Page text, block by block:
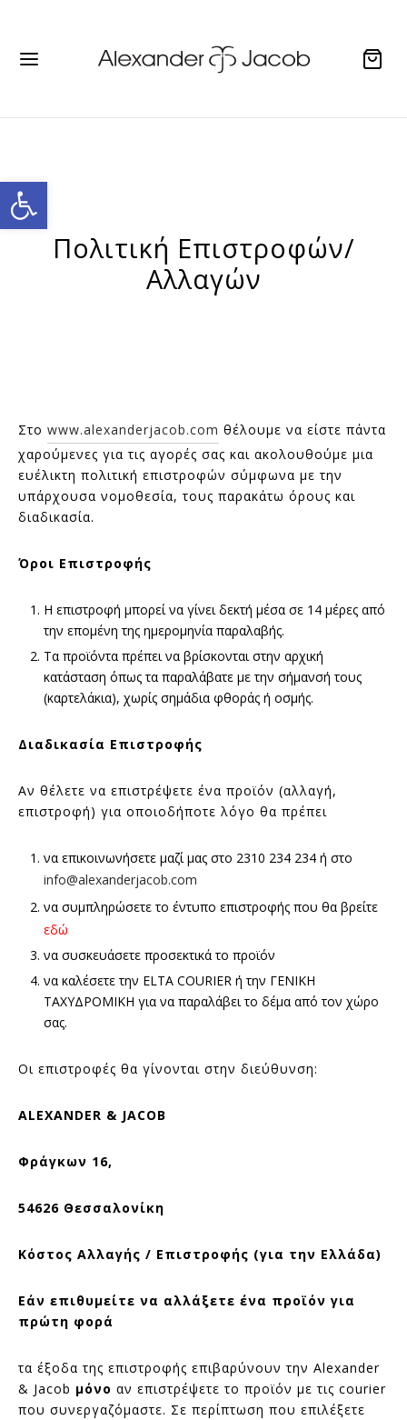
Ανοίξτε τη γραμμή εργαλείων
Πολιτική Επιστροφών/
Αλλαγών
Στο www.alexanderjacob.com θέλουμε να είστε πάντα
χαρούμενες για τις αγορές σας και ακολουθούμε μια
ευέλικτη πολιτική επιστροφών σύμφωνα με την
υπάρχουσα νομοθεσία, τους παρακάτω όρους και
διαδικασία.
Όροι Επιστροφής
Η επιστροφή μπορεί να γίνει δεκτή μέσα σε 14 μέρες από
την επομένη της ημερομηνία παραλαβής.
Τα προϊόντα πρέπει να βρίσκονται στην αρχική
κατάσταση όπως τα παραλάβατε με την σήμανσή τους
(καρτελάκια), χωρίς σημάδια φθοράς ή οσμής.
Διαδικασία Επιστροφής
Αν θέλετε να επιστρέψετε ένα προϊόν (αλλαγή,
επιστροφή) για οποιοδήποτε λόγο θα πρέπει
να επικοινωνήσετε μαζί μας στο 2310 234 234 ή στο
info@alexanderjacob.com
να συμπληρώσετε το έντυπο επιστροφής που θα βρείτε
εδώ
να συσκευάσετε προσεκτικά το προϊόν
να καλέσετε την ELTA COURIER ή την ΓΕΝΙΚΗ
ΤΑΧΥΔΡΟΜΙΚΗ για να παραλάβει το δέμα από τον χώρο
σας.
Οι επιστροφές θα γίνονται στην διεύθυνση:
ALEXANDER & JACOB
Φράγκων 16,
54626 Θεσσαλονίκη
Κόστος Αλλαγής / Επιστροφής (για την Ελλάδα)
Εάν επιθυμείτε να αλλάξετε ένα προϊόν για
πρώτη φορά
τα έξοδα της επιστροφής επιβαρύνουν την Alexander
& Jacob μόνο αν επιστρέψετε το προϊόν με τις courier
που συνεργαζόμαστε. Σε περίπτωση που επιλέξετε